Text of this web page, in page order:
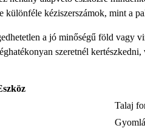
különféle kéziszerszámok, mint a
a jó minőségű föld vagy
szeretnél
Talaj